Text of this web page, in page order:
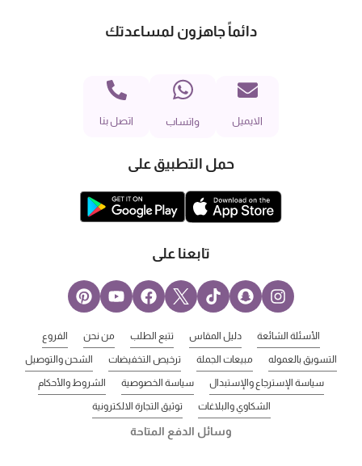
دائماً جاهزون لمساعدتك
الايميل واتساب اتصل بنا
حمل التطبيق على
تابعنا على
الأسئلة الشائعة دليل المقاس تتبع الطلب من نحن الفروع
التسويق بالعموله مبيعات الجملة ترخيص التخفيضات الشحن والتوصيل
سياسة الإسترجاع والإستبدال سياسة الخصوصية الشروط والأحكام
الشكاوي والبلاغات توثيق التجارة الالكترونية
وسائل الدفع المتاحة